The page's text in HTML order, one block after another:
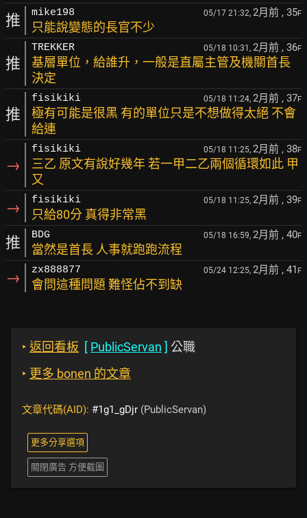
推 mike198 05/17 21:32, 2月前 , 35F
只能說變態的長官不少
推
TREKKER 05/18 10:31, 2月前 , 36F
基層單位，給誰升，一般是直屬主管及機關首長
決定
推
fisikiki 05/18 11:24, 2月前 , 37F
極有可能是很黑 有的單位只是不想做得太絕 不會
給連
→
fisikiki 05/18 11:25, 2月前 , 38F
三乙 原文有說好幾年 若一甲二乙兩個循環如此 甲
又
→ fisikiki 05/18 11:25, 2月前 , 39F
只給80分 真得非常黑
推 BDG 05/18 16:59, 2月前 , 40F
當然是首長 人事就跑跑流程
→ zx888877 05/24 12:25, 2月前 , 41 F
會問這種問題 難怪佔不到缺
‣ 返回看板 [ PublicServan ] 公職
‣ 更多 bonen 的文章
文章代碼(AID): #1g1_gDjr (PublicServan)
更多分享選項
關閉廣告 方便截圖